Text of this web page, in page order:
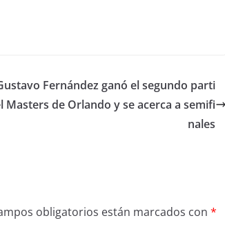
Fernández ganó el segundo parti
Masters de Orlando y se acerca a semifi
nales
obligatorios están marcados con *